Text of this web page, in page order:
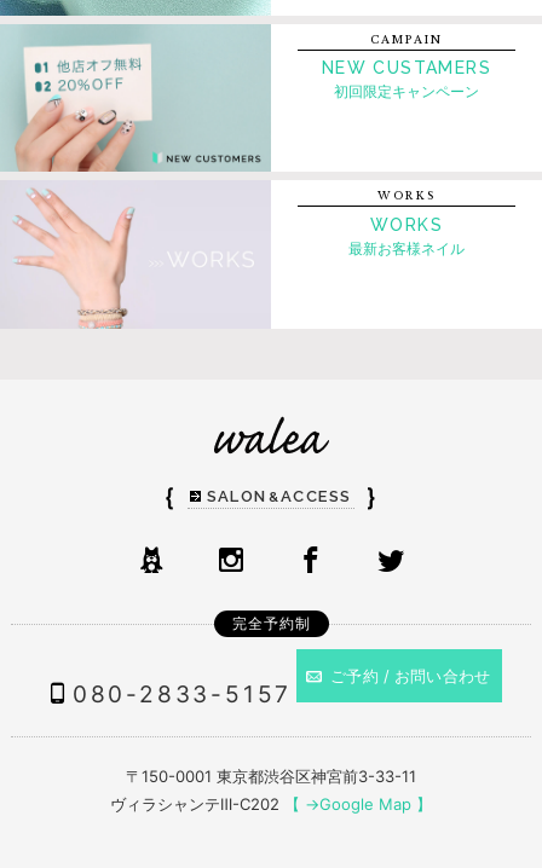
CAMPAIN
NEW CUSTAMERS
初回限定キャンペーン
WORKS
WORKS
最新お客様ネイル
｛ SALON & ACCESS ｝
完全予約制
080-2833-5157
ご予約 / お問い合わせ
〒150-0001 東京都渋谷区神宮前3-33-11
ヴィラシャンテⅢ-C202
【 →Google Map 】